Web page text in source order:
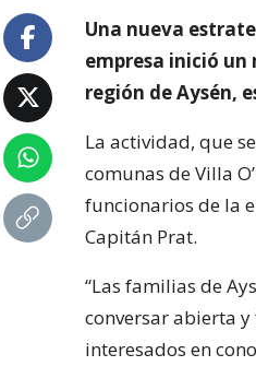
Una nueva
empresa inició un
región de Aysén,
La actividad, que
comunas de Villa
funcionarios de la
Capitán Prat.
“Las familias de
conversar abierta
interesados en